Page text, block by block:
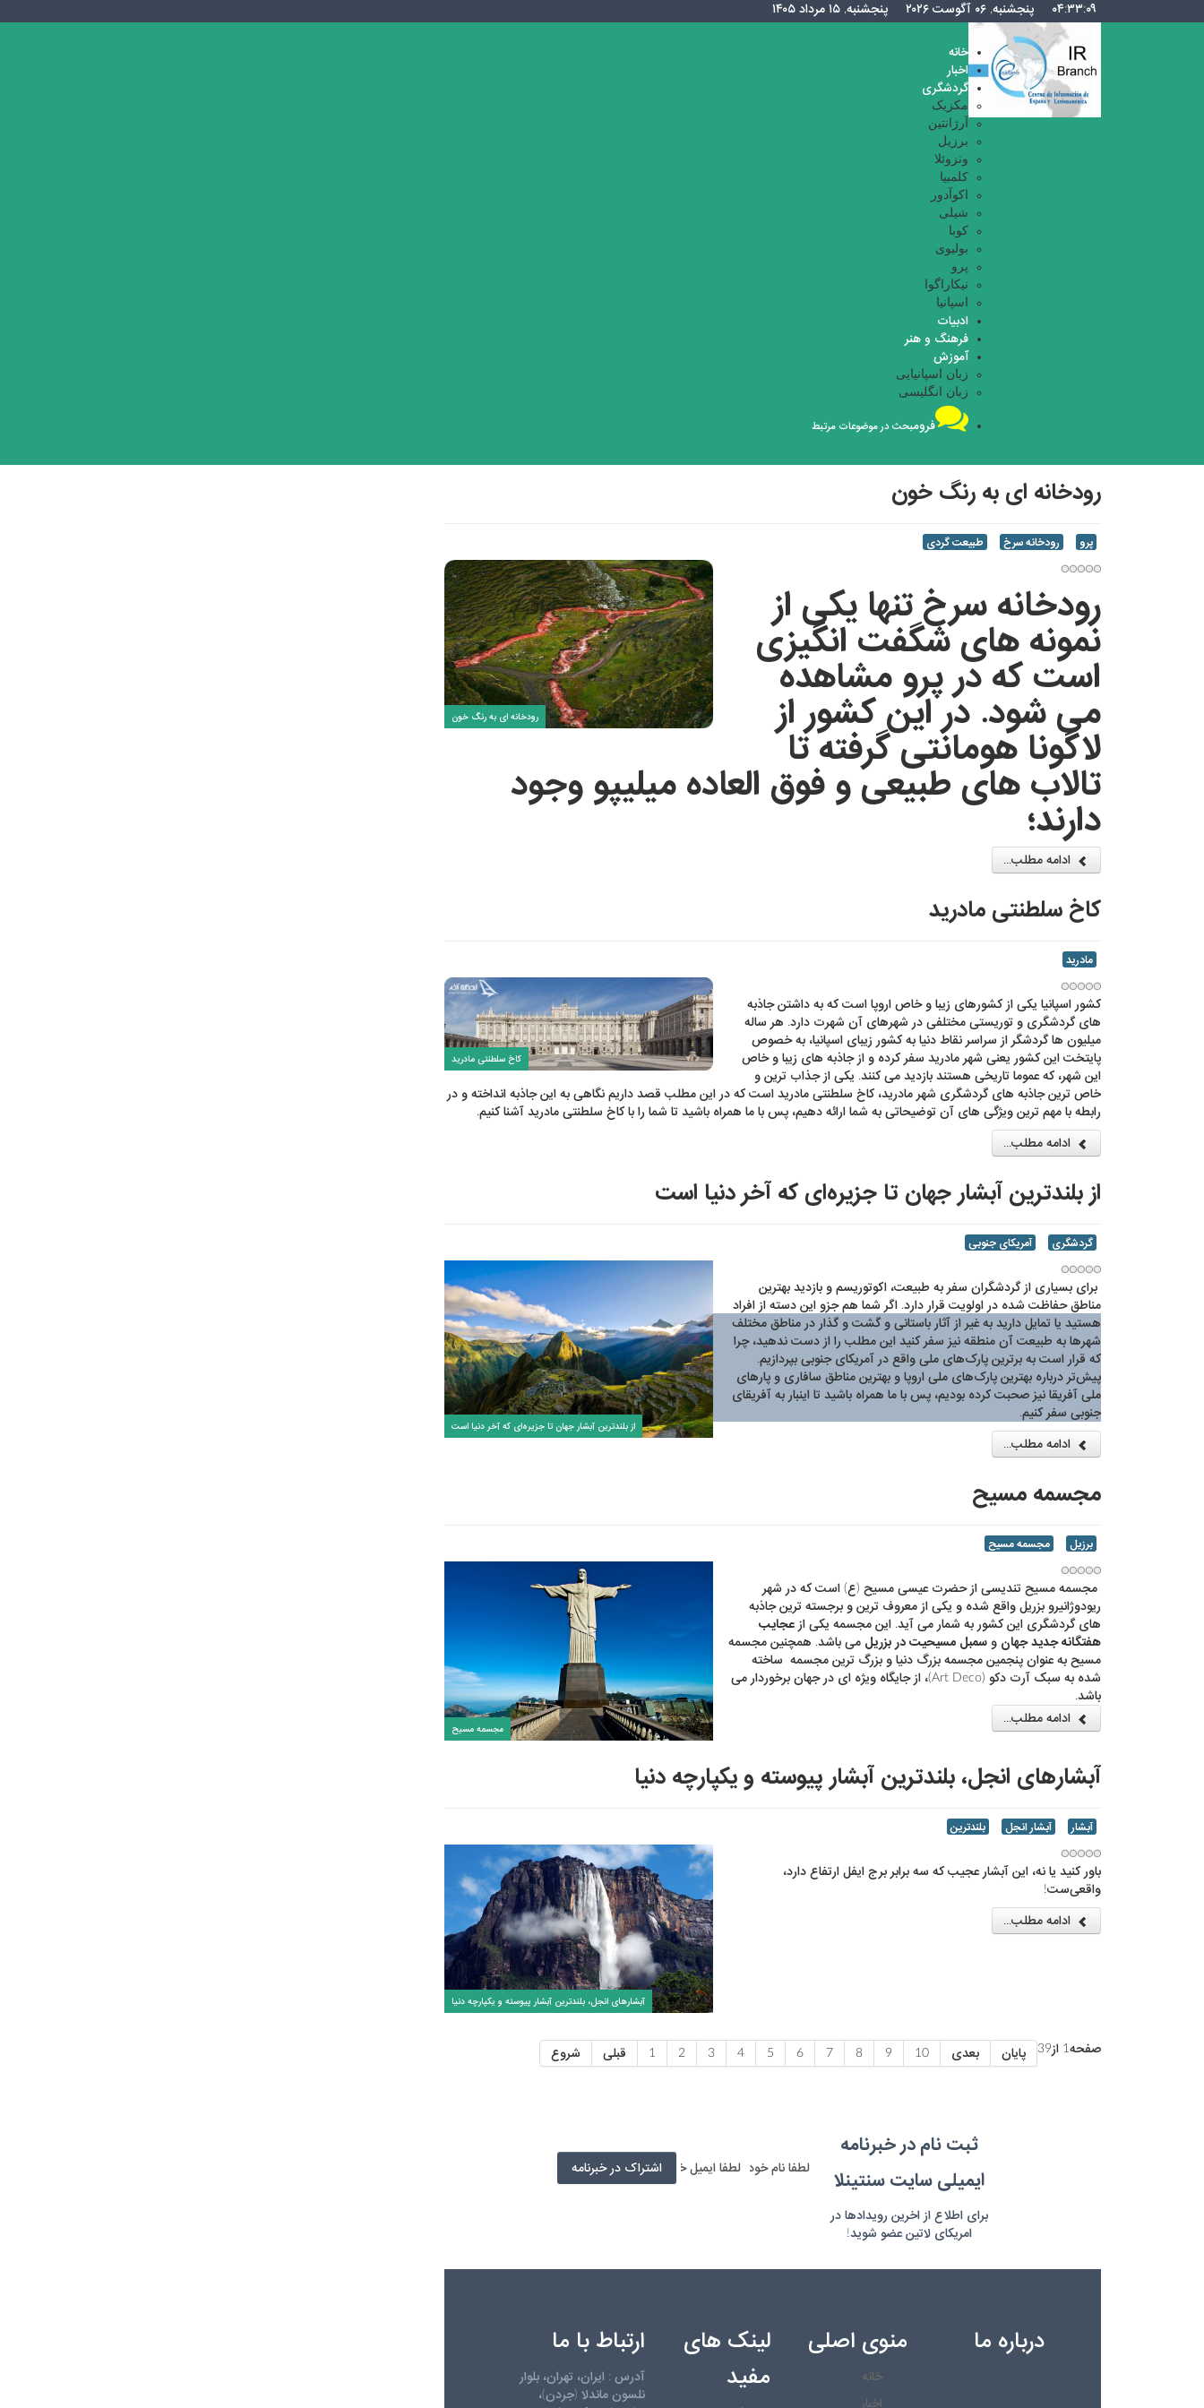
۰۴:۳۳:۱۰ پنجشنبه, ۰۶ آگوست ۲۰۲۶ پنجشنبه, ۱۵ مرداد ۱۴۰۵
خانه
اخبار
گردشگری
مکزیک
آرژانتین
برزیل
ونزوئلا
کلمبیا
اکوآدور
شیلی
کوبا
بولیوی
پرو
نیکاراگوا
اسپانیا
ادبیات
فرهنگ و هنر
آموزش
زبان اسپانیایی
زبان انگلیسی
فرومبحث در موضوعات مرتبط
رودخانه ای به رنگ خون
پرو رودخانه سرخ طبیعت گردی
رودخانه ای به رنگ خون
رودخانه سرخ ‏تنها یکی از
نمونه های شگفت‌ انگیزی
است که در پرو مشاهده
می شود. در این کشور از
لاگونا هومانتی گرفته تا
تالاب‌ های طبیعی و فوق العاده میلیپو وجود
دارند؛
ادامه مطلب...
کاخ سلطنتی مادرید
مادرید
کاخ سلطنتی مادرید
کشور اسپانیا یکی از کشورهای زیبا و خاص اروپا است که به داشتن جاذبه
های گردشگری و توریستی مختلفی در شهرهای آن شهرت دارد. هر ساله
میلیون ها گردشگر از سراسر نقاط دنیا به کشور زیبای اسپانیا، به خصوص
پایتخت این کشور یعنی شهر مادرید سفر کرده و از جاذبه های زیبا و خاص
این شهر، که عموما تاریخی هستند بازدید می کنند. یکی از جذاب ترین و
خاص ترین جاذبه های گردشگری شهر مادرید، کاخ سلطنتی مادرید است که در این مطلب قصد داریم نگاهی به این جاذبه انداخته و در
رابطه با مهم ترین ویژگی های آن توضیحاتی به شما ارائه دهیم، پس با ما همراه باشید تا شما را با کاخ سلطنتی مادرید آشنا کنیم.
ادامه مطلب...
از بلندترین آبشار جهان تا جزیره‌ای که آخر دنیا است
گردشگری آمریکای جنوبی
از بلندترین آبشار جهان تا جزیره‌ای که آخر دنیا است
برای بسیاری از گردشگران سفر به طبیعت، اکوتوریسم و بازدید بهترین
مناطق حفاظت شده در اولویت قرار دارد. اگر شما هم‌ جزو این دسته از افراد
هستید یا تمایل دارید به غیر از آثار باستانی و گشت و گذار در مناطق مختلف
شهرها به طبیعت آن‌ منطقه نیز سفر کنید این مطلب را از دست ندهید، چرا
که قرار است به برترین پارک‌های ملی واقع در آمریکای جنوبی بپردازیم.
پیش‌تر درباره بهترین پارک‌های ملی اروپا و بهترین مناطق سافاری و پارهای
ملی آفریقا نیز صحبت کرده‌ بودیم، پس با ما همراه باشید تا اینبار به آفریقای
جنوبی سفر کنیم.
ادامه مطلب...
مجسمه مسیح
برزیل مجسمه مسیح
مجسمه مسیح
مجسمه مسیح تندیسی از حضرت عیسی مسیح (ع) است که در شهر
ریودوژانیرو بزریل واقع شده و یکی از معروف ترین و برجسته ترین جاذبه
های گردشگری این کشور به شمار می آید. این مجسمه یکی از عجایب
هفتگانه جدید جهان و سمبل مسیحیت در بزریل می باشد. همچنین مجسمه
مسیح به عنوان پنجمین مجسمه بزرگ دنیا و بزرگ ترین مجسمه ساخته
شده به سبک آرت دکو (Art Deco)، از جایگاه ویژه ای در جهان برخوردار می
باشد.
ادامه مطلب...
آبشارهای انجل، بلندترین آبشار پیوسته و یکپارچه دنیا
آبشار آبشار انجل بلندترین
آبشارهای انجل، بلندترین آبشار پیوسته و یکپارچه دنیا
باور کنید یا نه، این آبشار عجیب که سه برابر برج ایفل ارتفاع دارد،
واقعی‌ست!
ادامه مطلب...
صفحه1 از39 شروع قبلی 1 2 3 4 5 6 7 8 9 10 بعدی پایان
ثبت نام در خبرنامه
ایمیلی سایت سنتینلا
برای اطلاع از اخرین رویدادها در
امریکای لاتین عضو شوید!
درباره ما منوی اصلی
خانه
اخبار
لینک های
مفید
ارتباط با ما
آدرس : ایران، تهران، بلوار
نلسون ماندلا (جردن)،